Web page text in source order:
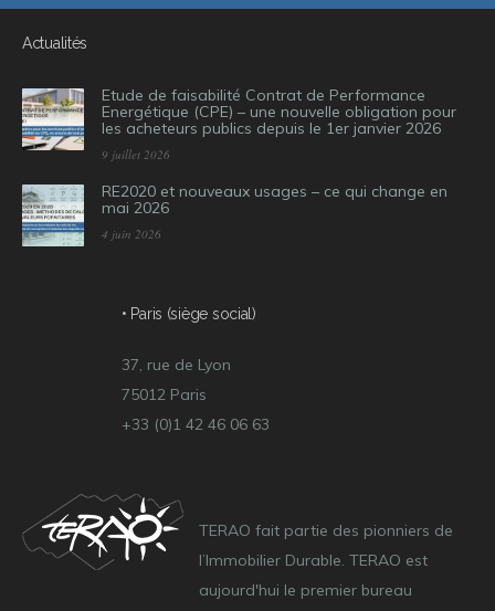
Actualités
Etude de faisabilité Contrat de Performance
Energétique (CPE) – une nouvelle obligation pour
les acheteurs publics depuis le 1er janvier 2026
9 juillet 2026
RE2020 et nouveaux usages – ce qui change en
mai 2026
4 juin 2026
• Paris (siège social)
37, rue de Lyon
75012 Paris
+33 (0)1 42 46 06 63
TERAO fait partie des pionniers de
l’Immobilier Durable. TERAO est
aujourd'hui le premier bureau